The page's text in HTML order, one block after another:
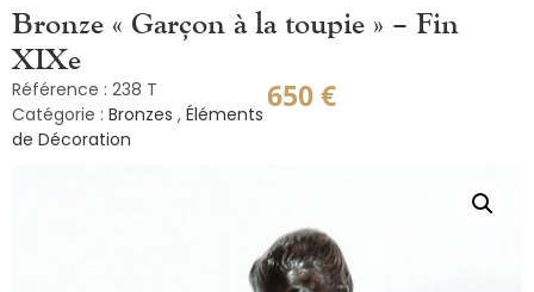
Bronze « Garçon à la toupie » – Fin
XIXe
Référence : 238 T
Catégorie : Bronzes , Éléments
de Décoration
650€